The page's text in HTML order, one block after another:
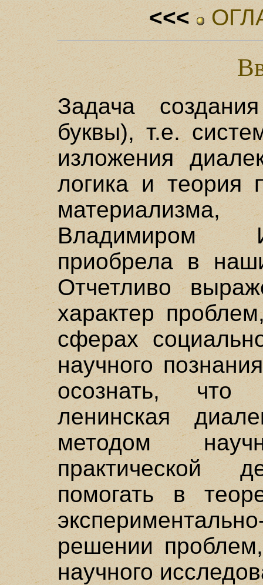
<<<
Задача
буквы), т.е.
изложения
логика и теория
Владимиром
приобрела в
Отчетливо
характер
сферах
научного
осознать, что
ленинская
методом
практической
помогать в
решении
научного